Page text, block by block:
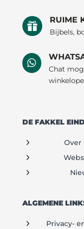

RUIME
Bijbels,

Chat
DE FAKKEL
5 Over
5
5
ALGEMENE
5 Privacy-